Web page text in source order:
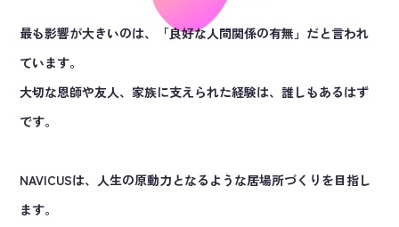
最も影響が大きいのは、「良好な人間関係の有無」だと言われ
ています。
大切な恩師や友人、家族に支えられた経験は、誰しもあるはず
です。
NAVICUSは、人生の原動力となるような居場所づくりを目指し
ます。